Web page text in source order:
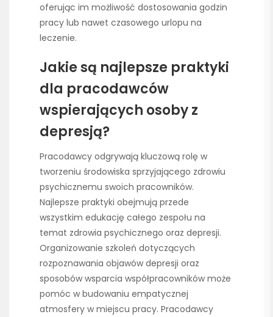
oferując im możliwość dostosowania godzin
pracy lub nawet czasowego urlopu na
leczenie.
Jakie są najlepsze praktyki
dla pracodawców
wspierających osoby z
depresją?
Pracodawcy odgrywają kluczową rolę w
tworzeniu środowiska sprzyjającego zdrowiu
psychicznemu swoich pracowników.
Najlepsze praktyki obejmują przede
wszystkim edukację całego zespołu na
temat zdrowia psychicznego oraz depresji.
Organizowanie szkoleń dotyczących
rozpoznawania objawów depresji oraz
sposobów wsparcia współpracowników może
pomóc w budowaniu empatycznej
atmosfery w miejscu pracy. Pracodawcy